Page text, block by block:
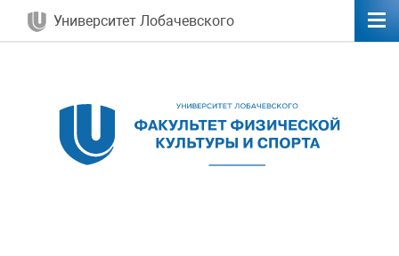
Университет Лобачевского